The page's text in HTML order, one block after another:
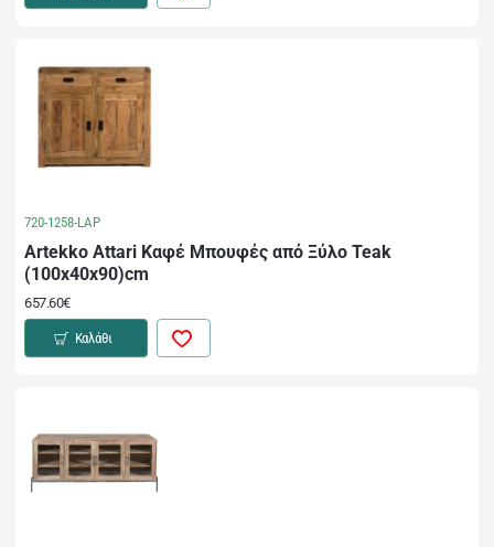
720-1258-LAP
Artekko Attari Καφέ Μπουφές από Ξύλο Teak
(100x40x90)cm
657.60€
Καλάθι